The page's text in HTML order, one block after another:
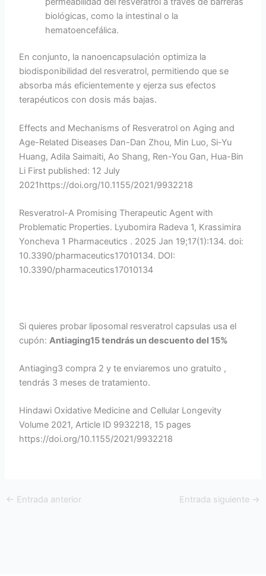
biológicas, como la intestinal o la
hematoencefálica.
En conjunto, la nanoencapsulación optimiza la
biodisponibilidad del resveratrol, permitiendo que se
absorba más eficientemente y ejerza sus efectos
terapéuticos con dosis más bajas.
Effects and Mechanisms of Resveratrol on Aging and
Age-Related Diseases Dan-Dan Zhou, Min Luo, Si-Yu
Huang, Adila Saimaiti, Ao Shang, Ren-You Gan, Hua-Bin
Li First published: 12 July
2021https://doi.org/10.1155/2021/9932218
Resveratrol-A Promising Therapeutic Agent with
Problematic Properties. Lyubomira Radeva 1, Krassimira
Yoncheva 1 Pharmaceutics . 2025 Jan 19;17(1):134. doi:
10.3390/pharmaceutics17010134. DOI:
10.3390/pharmaceutics17010134
Si quieres probar liposomal resveratrol capsulas usa el
cupón:Antiaging15 tendrás un descuento del 15%
Antiaging3 compra 2 y te enviaremos uno gratuito ,
tendrás 3 meses de tratamiento.
Hindawi Oxidative Medicine and Cellular Longevity
Volume 2021, Article ID 9932218, 15 pages
https://doi.org/10.1155/2021/9932218
← Entrada anterior Entrada siguiente →